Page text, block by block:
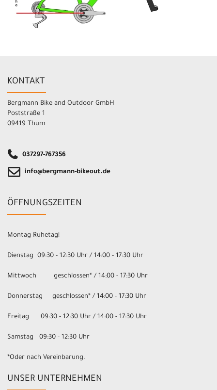
KONTAKT
Bergmann Bike and Outdoor GmbH
Poststraße 1
09419 Thum
037297-767356
info@bergmann-bikeout.de
ÖFFNUNGSZEITEN
Montag Ruhetag!
Dienstag 09:30 - 12:30 Uhr / 14:00 - 17:30 Uhr
Mittwoch geschlossen* / 14:00 - 17:30 Uhr
Donnerstag geschlossen* / 14:00 - 17:30 Uhr
Freitag 09:30 - 12:30 Uhr / 14:00 - 17:30 Uhr
Samstag 09:30 - 12:30 Uhr
*Oder nach Vereinbarung.
UNSER UNTERNEHMEN